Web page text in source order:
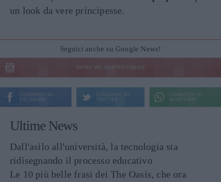
un look da vere principesse.
Seguici anche su Google News!
ENTRA NEL NOSTRO CANALE
CONDIVIDI SU
FACEBOOK
CONDIVIDI SU
TWITTER
CONDIVIDI SU
WHATSAPP
Ultime News
Dall'asilo all'università, la tecnologia sta
ridisegnando il processo educativo
Le 10 più belle frasi dei The Oasis, che ora